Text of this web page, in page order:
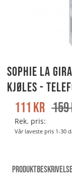
Sophie la
kjøles -
159
111 kr
Rek. pris:
Vår laveste pris 1-30
PRODUKTBESKRIVELSE